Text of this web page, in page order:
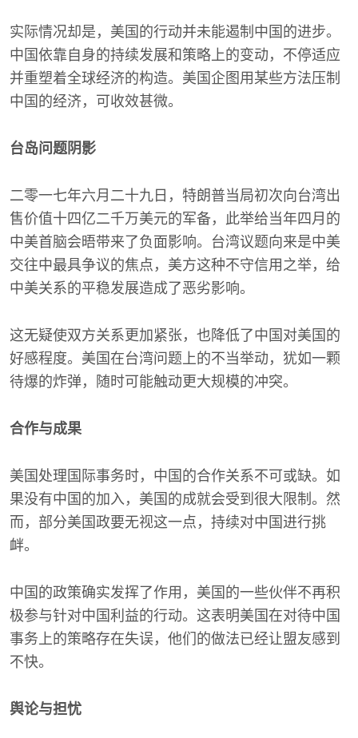
实际情况却是，美国的行动并未能遏制中国的进步。
中国依靠自身的持续发展和策略上的变动，不停适应
并重塑着全球经济的构造。美国企图用某些方法压制
中国的经济，可收效甚微。
台岛问题阴影
二零一七年六月二十九日，特朗普当局初次向台湾出
售价值十四亿二千万美元的军备，此举给当年四月的
中美首脑会晤带来了负面影响。台湾议题向来是中美
交往中最具争议的焦点，美方这种不守信用之举，给
中美关系的平稳发展造成了恶劣影响。
这无疑使双方关系更加紧张，也降低了中国对美国的
好感程度。美国在台湾问题上的不当举动，犹如一颗
待爆的炸弹，随时可能触动更大规模的冲突。
合作与成果
美国处理国际事务时，中国的合作关系不可或缺。如
果没有中国的加入，美国的成就会受到很大限制。然
而，部分美国政要无视这一点，持续对中国进行挑
衅。
中国的政策确实发挥了作用，美国的一些伙伴不再积
极参与针对中国利益的行动。这表明美国在对待中国
事务上的策略存在失误，他们的做法已经让盟友感到
不快。
舆论与担忧